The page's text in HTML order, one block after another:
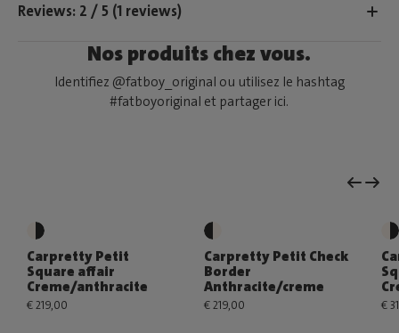
Reviews: 2 / 5 (1 reviews)
Nos produits chez vous.
Identifiez @fatboy_original ou utilisez le hashtag
#fatboyoriginal et partager ici.
Carpretty Petit
Square affair
Creme/anthracite
€ 219,00
Carpretty Petit Check
Border
Anthracite/creme
€ 219,00 €